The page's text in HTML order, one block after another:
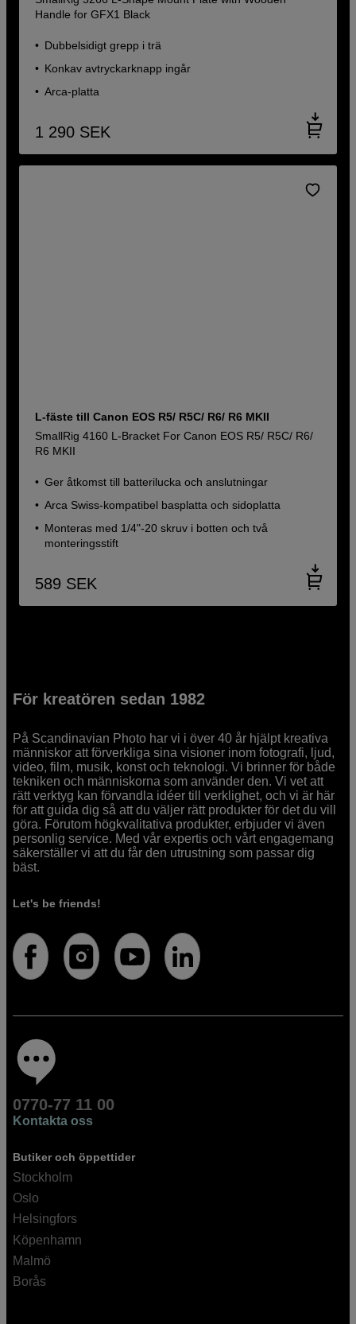
Handle for GFX1 Black
Dubbelsidigt grepp i trä
Konkav avtryckarknapp ingår
Arca-platta
1 290 SEK
L-fäste till Canon EOS R5/ R5C/ R6/ R6 MKII
SmallRig 4160 L-Bracket For Canon EOS R5/ R5C/ R6/
R6 MKII
Ger åtkomst till batterilucka och anslutningar
Arca Swiss-kompatibel basplatta och sidoplatta
Monteras med 1/4"-20 skruv i botten och två
monteringsstift
589 SEK
För kreatören sedan 1982
På Scandinavian Photo har vi i över 40 år hjälpt kreativa
människor att förverkliga sina visioner inom fotografi, ljud,
video, film, musik, konst och teknologi. Vi brinner för både
tekniken och människorna som använder den. Vi vet att
rätt verktyg kan förvandla idéer till verklighet, och vi är här
för att guida dig så att du väljer rätt produkter för det du vill
göra. Förutom högkvalitativa produkter, erbjuder vi även
personlig service. Med vår expertis och vårt engagemang
säkerställer vi att du får den utrustning som passar dig
bäst.
Let's be friends!
0770-77 11 00
Kontakta oss
Butiker och öppettider
Stockholm
Oslo
Helsingfors
Köpenhamn
Malmö
Borås